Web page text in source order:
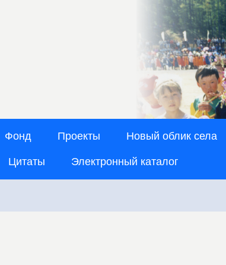
Фонд Проекты Новый облик села
Цитаты Электронный каталог